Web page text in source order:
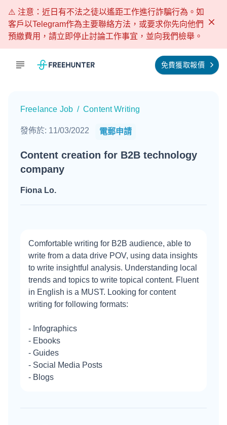
⚠️ 注意：近日有不法之徒以遙距工作進行詐騙行為。如
客戶以Telegram作為主要聯絡方法，或要求你先向他們
預繳費用，請立即停止討論工作事宜，並向我們檢舉。
免費獲取報價
Freelance Job / Content Writing
發佈於: 11/03/2022 電郵申請
Content creation for B2B technology
company
Fiona Lo.
Comfortable writing for B2B audience, able to
write from a data drive POV, using data insights
to write insightful analysis. Understanding local
trends and topics to write topical content. Fluent
in English is a MUST. Looking for content
writing for following formats:
- Infographics
- Ebooks
- Guides
- Social Media Posts
- Blogs